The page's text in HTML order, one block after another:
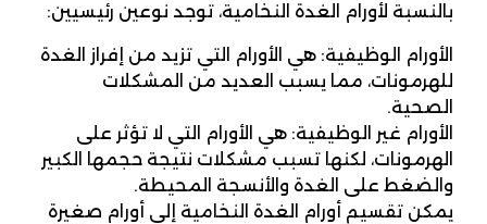
بالنسبة لأورام الغدة النخامية، توجد نوعين رئيسيين:
الأورام الوظيفية: هي الأورام التي تزيد من إفراز الغدة
للهرمونات، مما يسبب العديد من المشكلات
الصحية.
الأورام غير الوظيفية: هي الأورام التي لا تؤثر على
الهرمونات، لكنها تسبب مشكلات نتيجة حجمها الكبير
والضغط على الغدة والأنسجة المحيطة.
يمكن تقسيم أورام الغدة النخامية إلى أورام صغيرة